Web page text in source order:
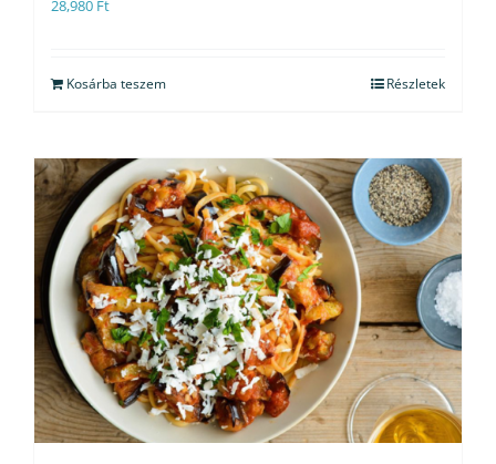
28,980 Ft
Kosárba teszem Részletek